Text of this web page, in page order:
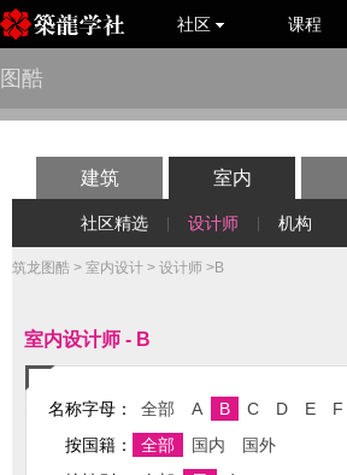
社区 课程
图酷
建筑 室内
社区精选 设计师 机构
筑龙图酷 > 室内设计 > 设计师 >B
室内设计师 - B
名称字母： 全部 A B C D E F
按国籍：
全部 国内
国外